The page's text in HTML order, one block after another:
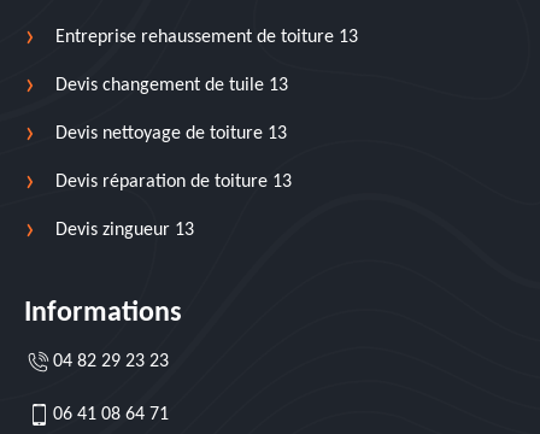
Entreprise rehaussement de toiture 13
Devis changement de tuile 13
Devis nettoyage de toiture 13
Devis réparation de toiture 13
Devis zingueur 13
Informations
04 82 29 23 23
06 41 08 64 71